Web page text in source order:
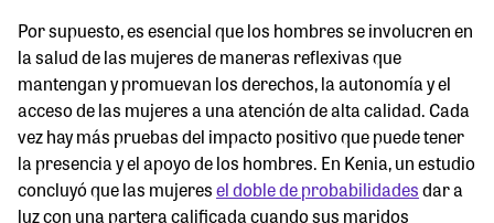
Por supuesto, es esencial que los hombres se involucren en
la salud de las mujeres de maneras reflexivas que
mantengan y promuevan los derechos, la autonomía y el
acceso de las mujeres a una atención de alta calidad. Cada
vez hay más pruebas del impacto positivo que puede tener
la presencia y el apoyo de los hombres. En Kenia, un estudio
concluyó que las mujeresel doble de probabilidadesdar a
luz con una partera calificada cuando sus maridos